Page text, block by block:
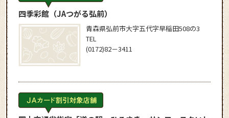
四季彩館（JAつがる弘前）
青森県弘前市大字五代字早稲田508の3
TEL
(0172)82－3411